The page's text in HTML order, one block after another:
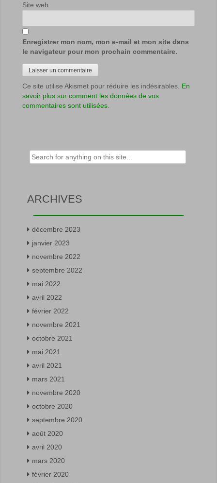
Site web
Enregistrer mon nom, mon e-mail et mon site dans
le navigateur pour mon prochain commentaire.
Ce site utilise Akismet pour réduire les indésirables. En
savoir plus sur comment les données de vos
commentaires sont utilisées
Rechercher :
ARCHIVES
décembre 2023
janvier 2023
novembre 2022
septembre 2022
mai 2022
avril 2022
février 2022
novembre 2021
octobre 2021
mai 2021
avril 2021
mars 2021
novembre 2020
octobre 2020
septembre 2020
août 2020
avril 2020
mars 2020
février 2020